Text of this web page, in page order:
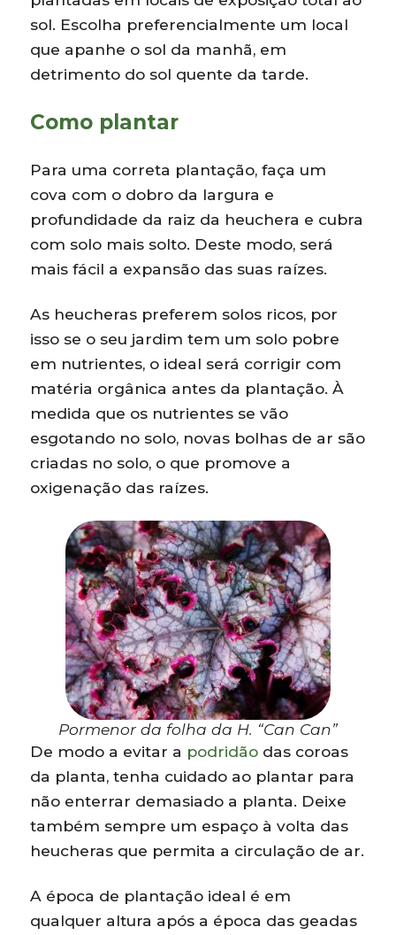
sol. Escolha preferencialmente um local
que apanhe o sol da manhã, em
detrimento do sol quente da tarde.
Como plantar
Para uma correta plantação, faça um
cova com o dobro da largura e
profundidade da raiz da heuchera e cubra
com solo mais solto. Deste modo, será
mais fácil a expansão das suas raízes.
As heucheras preferem solos ricos, por
isso se o seu jardim tem um solo pobre
em nutrientes, o ideal será corrigir com
matéria orgânica antes da plantação. À
medida que os nutrientes se vão
esgotando no solo, novas bolhas de ar são
criadas no solo, o que promove a
oxigenação das raízes.
Pormenor da folha da H. “Can Can”
De modo a evitar a podridão das coroas
da planta, tenha cuidado ao plantar para
não enterrar demasiado a planta. Deixe
também sempre um espaço à volta das
heucheras que permita a circulação de ar.
A época de plantação ideal é em
qualquer altura após a época das geadas